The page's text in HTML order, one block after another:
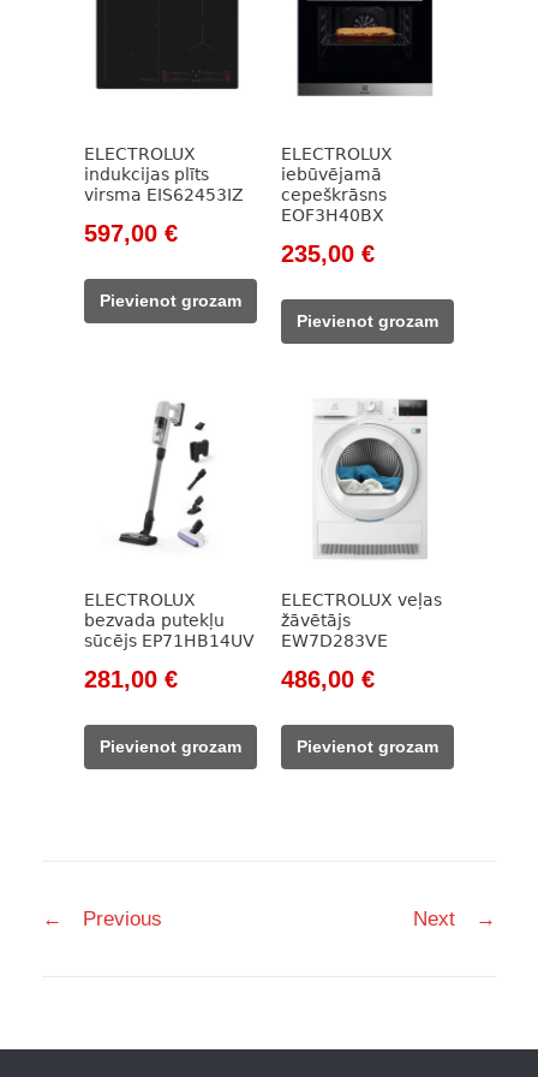
ELECTROLUX
indukcijas plīts
virsma EIS62453IZ
Original
was:
824,00 €.
597,00 €Current
597,00 €.
Pievienot grozam
ELECTROLUX
iebūvējamā
cepeškrāsns
EOF3H40BX
Original
was:
338,00 €.
235,00 €Current
235,00 €.
Pievienot grozam
ELECTROLUX
bezvada putekļu
sūcējs EP71HB14UV
Original
was:
537,00 €.
281,00 €Current
281,00 €.
Pievienot grozam
ELECTROLUX veļas
žāvētājs
EW7D283VE
Original
was:
699,00 €.
486,00 €Current
486,00 €.
Pievienot grozam
navigation
← Previous Next →